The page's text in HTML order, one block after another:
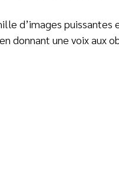
d’images puissantes
donnant une voix aux